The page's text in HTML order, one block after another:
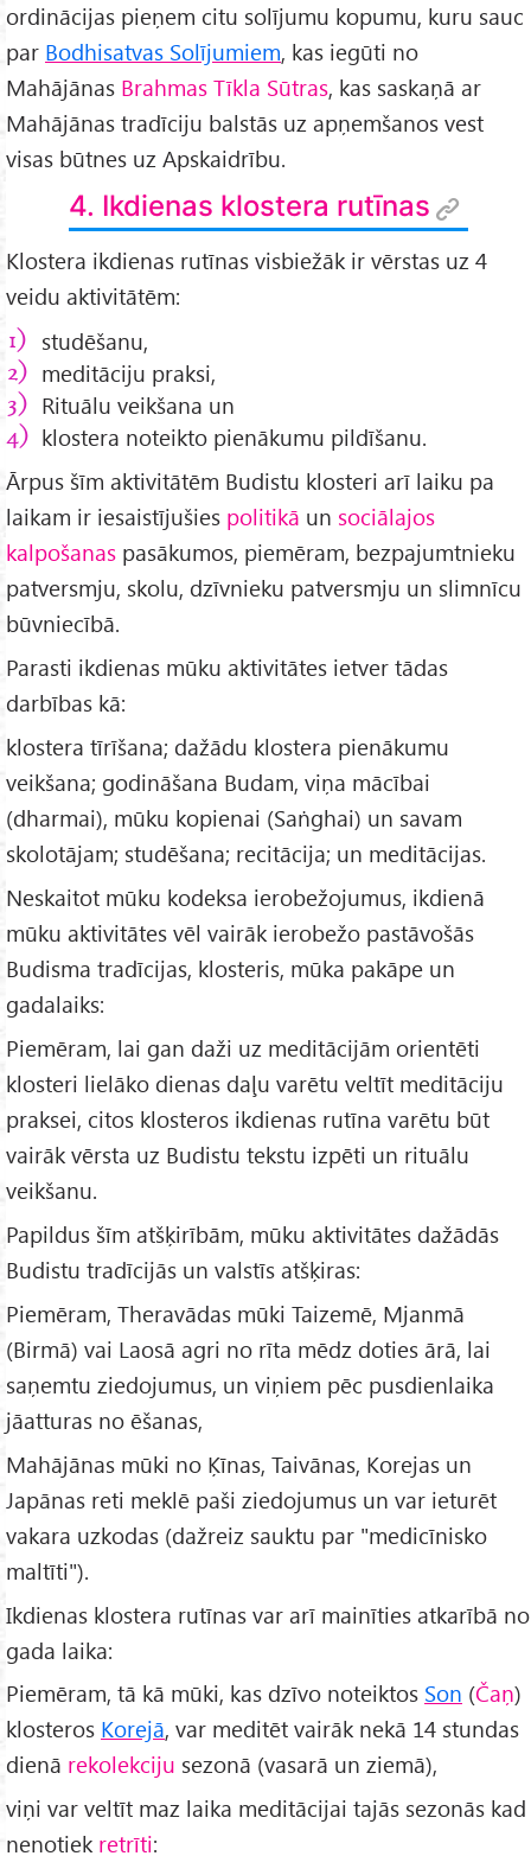
ordinācijas pieņem citu solījumu kopumu, kuru sauc
par Bodhisatvas Solījumiem, kas iegūti no
Mahājānas Brahmas Tīkla Sūtras, kas saskaņā ar
Mahājānas tradīciju balstās uz apņemšanos vest
visas būtnes uz Apskaidrību.
4. Ikdienas klostera rutīnas
Klostera ikdienas rutīnas visbiežāk ir vērstas uz 4
veidu aktivitātēm:
studēšanu,
meditāciju praksi,
Rituālu veikšana un
klostera noteikto pienākumu pildīšanu.
Ārpus šīm aktivitātēm Budistu klosteri arī laiku pa
laikam ir iesaistījušies politikā un sociālajos
kalpošanas pasākumos, piemēram, bezpajumtnieku
patversmju, skolu, dzīvnieku patversmju un slimnīcu
būvniecībā.
Parasti ikdienas mūku aktivitātes ietver tādas
darbības kā:
klostera tīrīšana; dažādu klostera pienākumu
veikšana; godināšana Budam, viņa mācībai
(dharmai), mūku kopienai (Saṅghai) un savam
skolotājam; studēšana; recitācija; un meditācijas.
Neskaitot mūku kodeksa ierobežojumus, ikdienā
mūku aktivitātes vēl vairāk ierobežo pastāvošās
Budisma tradīcijas, klosteris, mūka pakāpe un
gadalaiks:
Piemēram, lai gan daži uz meditācijām orientēti
klosteri lielāko dienas daļu varētu veltīt meditāciju
praksei, citos klosteros ikdienas rutīna varētu būt
vairāk vērsta uz Budistu tekstu izpēti un rituālu
veikšanu.
Papildus šīm atšķirībām, mūku aktivitātes dažādās
Budistu tradīcijās un valstīs atšķiras:
Piemēram, Theravādas mūki Taizemē, Mjanmā
(Birmā) vai Laosā agri no rīta mēdz doties ārā, lai
saņemtu ziedojumus, un viņiem pēc pusdienlaika
jāatturas no ēšanas,
Mahājānas mūki no Ķīnas, Taivānas, Korejas un
Japānas reti meklē paši ziedojumus un var ieturēt
vakara uzkodas (dažreiz sauktu par "medicīnisko
maltīti").
Ikdienas klostera rutīnas var arī mainīties atkarībā no
gada laika:
Piemēram, tā kā mūki, kas dzīvo noteiktos Son (Čaņ)
klosteros Korejā, var meditēt vairāk nekā 14 stundas
dienā rekolekciju sezonā (vasarā un ziemā),
viņi var veltīt maz laika meditācijai tajās sezonās kad
nenotiek retrīti: